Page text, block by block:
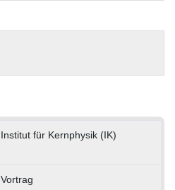
Institut für Kernphysik (IK)
Vortrag